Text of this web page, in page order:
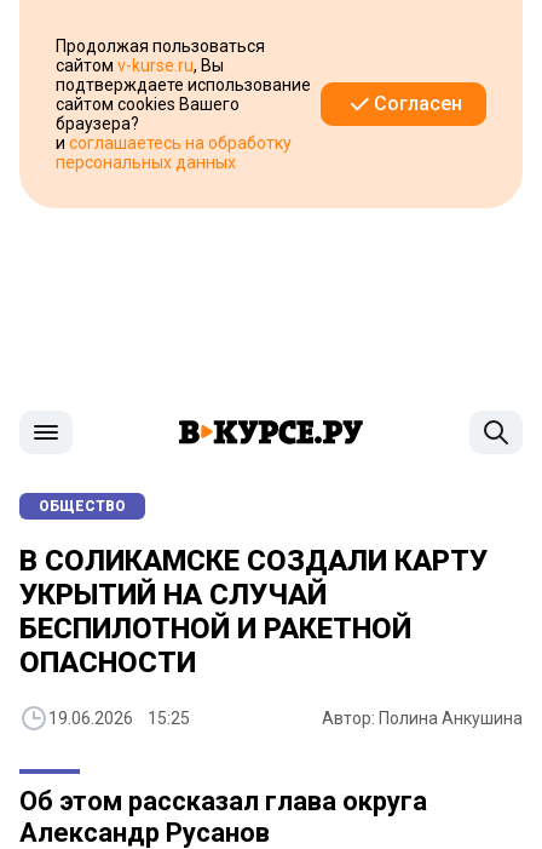
Продолжая пользоваться
сайтом v-kurse.ru, Вы
подтверждаете использование
сайтом cookies Вашего
браузера?
и соглашаетесь на обработку
персональных данных
Согласен
ОБЩЕСТВО
В СОЛИКАМСКЕ СОЗДАЛИ КАРТУ
УКРЫТИЙ НА СЛУЧАЙ
БЕСПИЛОТНОЙ И РАКЕТНОЙ
ОПАСНОСТИ
19.06.2026 15:25 Автор: Полина Анкушина
Об этом рассказал глава округа
Александр Русанов